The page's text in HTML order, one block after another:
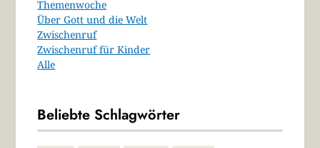
Themenwoche
Über Gott und die Welt
Zwischenruf
Zwischenruf für Kinder
Alle
Beliebte Schlagwörter